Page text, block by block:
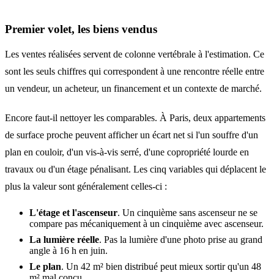
Premier volet, les biens vendus
Les ventes réalisées servent de colonne vertébrale à l'estimation. Ce
sont les seuls chiffres qui correspondent à une rencontre réelle entre
un vendeur, un acheteur, un financement et un contexte de marché.
Encore faut-il nettoyer les comparables. À Paris, deux appartements
de surface proche peuvent afficher un écart net si l'un souffre d'un
plan en couloir, d'un vis-à-vis serré, d'une copropriété lourde en
travaux ou d'un étage pénalisant. Les cinq variables qui déplacent le
plus la valeur sont généralement celles-ci :
L'étage et l'ascenseur. Un cinquième sans ascenseur ne se
compare pas mécaniquement à un cinquième avec ascenseur.
La lumière réelle. Pas la lumière d'une photo prise au grand
angle à 16 h en juin.
Le plan. Un 42 m² bien distribué peut mieux sortir qu'un 48